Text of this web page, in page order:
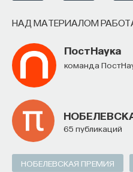
НАД МАТЕРИАЛОМ
ПостНаука
команда
65 публикаций
НОБЕЛЕВСКАЯ ПРЕМИЯ
КУРС
Философский